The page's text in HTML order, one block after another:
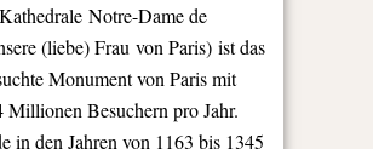
Notre-Dame de
(liebe) Frau von Paris) ist das
Monument von Paris mit
Millionen Besuchern pro Jahr.
in den Jahren von 1163 bis 1345